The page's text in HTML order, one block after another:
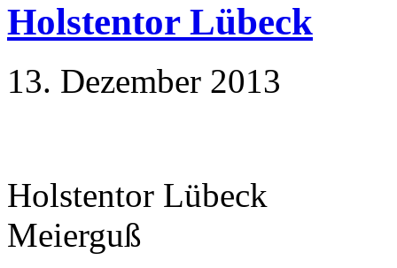
Holstentor Lübeck
13. Dezember 2013
Holstentor Lübeck
Meierguß